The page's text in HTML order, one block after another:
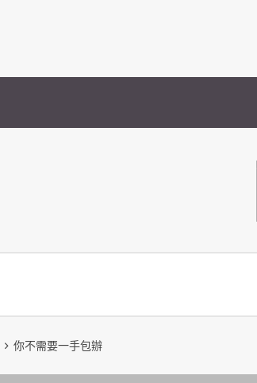
你不需要一手包辦